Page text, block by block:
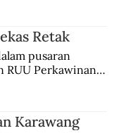
Retak
pusaran
RUU Perkawinan.
Karawang